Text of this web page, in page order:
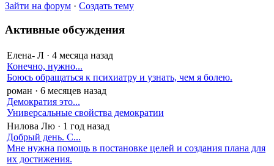
Зайти на форум · Создать тему
Активные обсуждения
Елена- Л · 4 месяца назад
Конечно, нужно...
Боюсь обращаться к психиатру и узнать, чем я болею.
роман · 6 месяцев назад
Демократия это...
Универсальные свойства демократии
Нилова Лю · 1 год назад
Добрый день. С...
Мне нужна помощь в постановке целей и создания плана для
их достижения.